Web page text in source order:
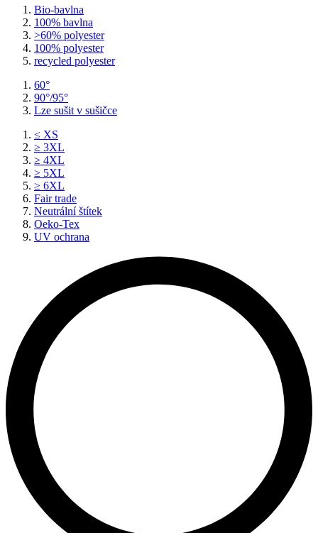
Bio-bavlna
100% bavlna
>60% polyester
100% polyester
recycled polyester
60°
90°/95°
Lze sušit v sušičce
≤ XS
≥ 3XL
≥ 4XL
≥ 5XL
≥ 6XL
Fair trade
Neutrální štítek
Oeko-Tex
UV ochrana